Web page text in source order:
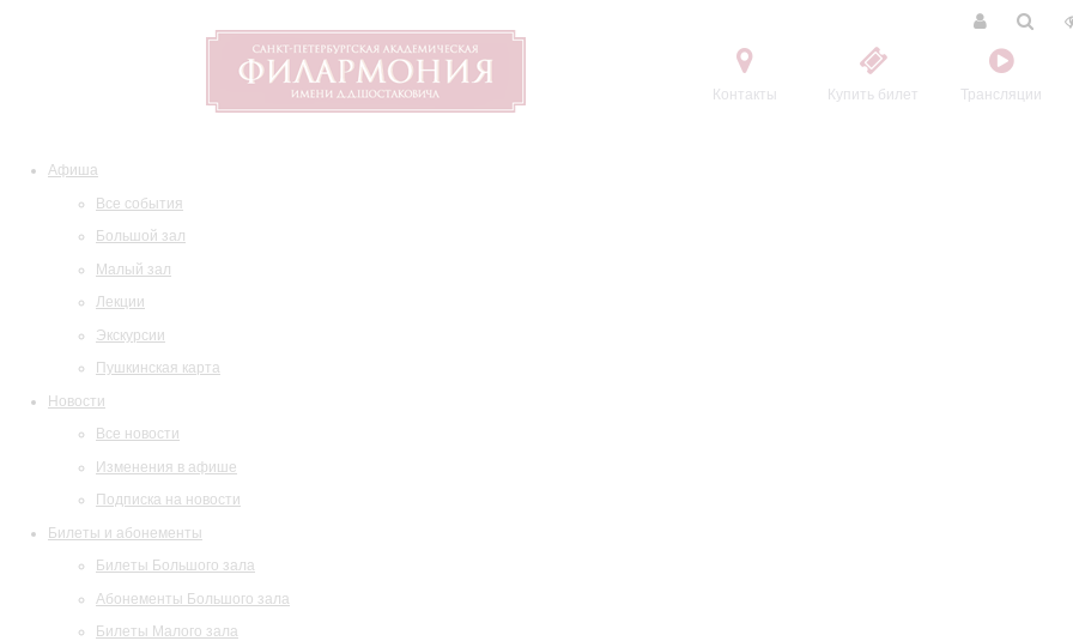
Контакты Купить билет Трансляции
Афиша
Все события
Большой зал
Малый зал
Лекции
Экскурсии
Пушкинская карта
Новости
Все новости
Изменения в афише
Подписка на новости
Билеты и абонементы
Билеты Большого зала
Абонементы Большого зала
Билеты Малого зала